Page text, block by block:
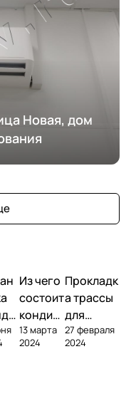
Новая, дом
Из чего
состоит
кондиц
ионер?
13 марта
2024
Прокладк
а трассы
для
кондицио
нера
27 февраля
2024